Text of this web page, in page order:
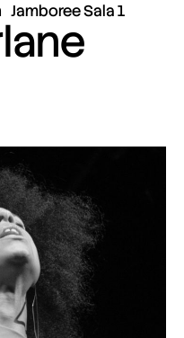
Jamboree Sala 1